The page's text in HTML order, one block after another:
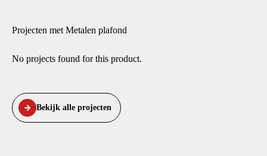
Projecten met Metalen plafond
No projects found for this product.
Bekijk alle projecten